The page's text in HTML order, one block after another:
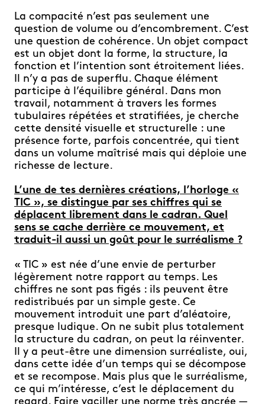
La compacité n’est pas seulement une
question de volume ou d’encombrement. C’est
une question de cohérence. Un objet compact
est un objet dont la forme, la structure, la
fonction et l’intention sont étroitement liées.
Il n’y a pas de superflu. Chaque élément
participe à l’équilibre général. Dans mon
travail, notamment à travers les formes
tubulaires répétées et stratifiées, je cherche
cette densité visuelle et structurelle : une
présence forte, parfois concentrée, qui tient
dans un volume maîtrisé mais qui déploie une
richesse de lecture.
L’une de tes dernières créations, l’horloge «
TIC », se distingue par ses chiffres qui se
déplacent librement dans le cadran. Quel
sens se cache derrière ce mouvement, et
traduit-il aussi un goût pour le surréalisme ?
« TIC » est née d’une envie de perturber
légèrement notre rapport au temps. Les
chiffres ne sont pas figés : ils peuvent être
redistribués par un simple geste. Ce
mouvement introduit une part d’aléatoire,
presque ludique. On ne subit plus totalement
la structure du cadran, on peut la réinventer.
Il y a peut-être une dimension surréaliste, oui,
dans cette idée d’un temps qui se décompose
et se recompose. Mais plus que le surréalisme,
ce qui m’intéresse, c’est le déplacement du